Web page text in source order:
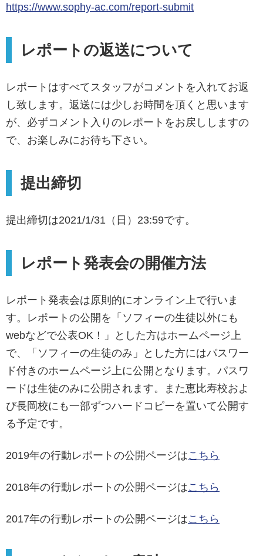
https://www.sophy-ac.com/report-submit
レポートの返送について
レポートはすべてスタッフがコメントを入れてお返
し致します。返送には少しお時間を頂くと思います
が、必ずコメント入りのレポートをお戻ししますの
で、お楽しみにお待ち下さい。
提出締切
提出締切は2021/1/31（日）23:59です。
レポート発表会の開催方法
レポート発表会は原則的にオンライン上で行いま
す。レポートの公開を「ソフィーの生徒以外にも
webなどで公表OK！」とした方はホームページ上
で、「ソフィーの生徒のみ」とした方にはパスワー
ド付きのホームページ上に公開となります。パスワ
ードは生徒のみに公開されます。また恵比寿校およ
び長岡校にも一部ずつハードコピーを置いて公開す
る予定です。
2019年の行動レポートの公開ページはこちら
2018年の行動レポートの公開ページはこちら
2017年の行動レポートの公開ページはこちら